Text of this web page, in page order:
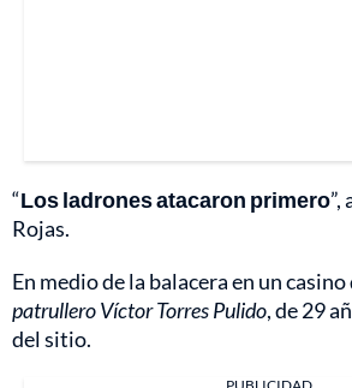
“Los ladrones atacaron primero
Rojas.
En medio de la balacera en un
patrullero Víctor Torres Pulido, de 29
del sitio.